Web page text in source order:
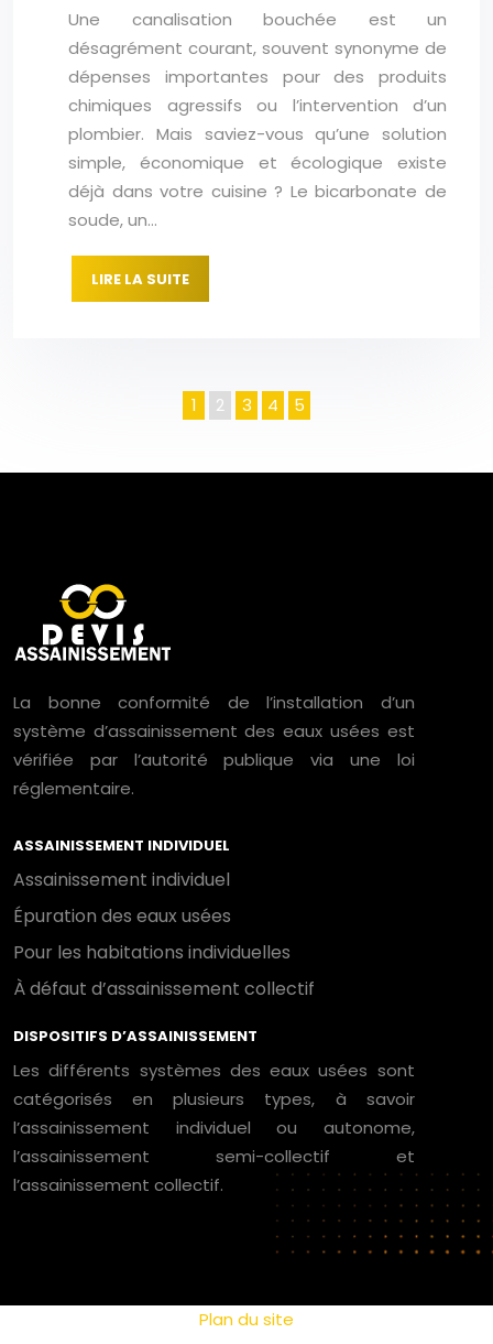
Une canalisation bouchée est un
désagrément courant, souvent synonyme de
dépenses importantes pour des produits
chimiques agressifs ou l’intervention d’un
plombier. Mais saviez-vous qu’une solution
simple, économique et écologique existe
déjà dans votre cuisine ? Le bicarbonate de
soude, un…
LIRE LA SUITE
1 2 3 4 5
La bonne conformité de l’installation d’un
système d’assainissement des eaux usées est
vérifiée par l’autorité publique via une loi
réglementaire.
ASSAINISSEMENT INDIVIDUEL
Assainissement individuel
Épuration des eaux usées
Pour les habitations individuelles
À défaut d’assainissement collectif
DISPOSITIFS D’ASSAINISSEMENT
Les différents systèmes des eaux usées sont
catégorisés en plusieurs types, à savoir
l’assainissement individuel ou autonome,
l’assainissement semi-collectif et
l’assainissement collectif.
Plan du site